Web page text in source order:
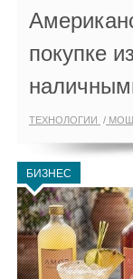
покупке
ТЕХНОЛОГИИ
БИЗНЕС